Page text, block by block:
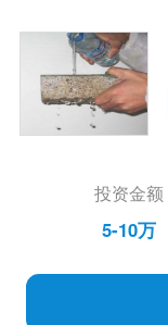
投资金额
5-10万